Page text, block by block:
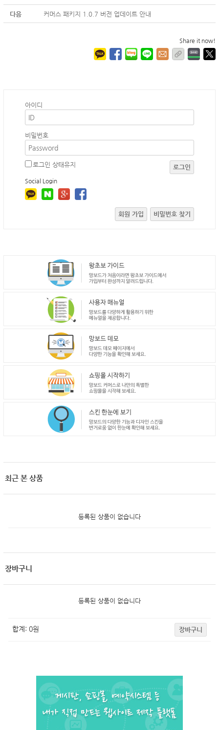
다음 커머스 패키지 1.0.7 버전 업데이트 안내
Share it now!
아이디
비밀번호
로그인 상태유지 로그인
Social Login
회원 가입 비밀번호 찾기
최근 본 상품
등록된 상품이 없습니다
장바구니
등록된 상품이 없습니다
합계: 0원 장바구니